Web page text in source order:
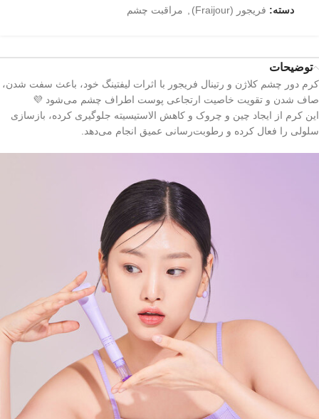
دسته: فریجور (Fraijour) مراقبت چشم
توضیحات
کرم دور چشم کلاژن و رتینال فریجور با اثرات لیفتینگ خود، باعث سفت شدن،
صاف شدن و تقویت خاصیت ارتجاعی پوست اطراف چشم می‌شود 💜
این کرم از ایجاد چین‌ و چروک و کاهش الاستیسیته جلوگیری کرده، بازسازی
سلولی را فعال کرده و رطوبت‌رسانی عمیق انجام می‌دهد.